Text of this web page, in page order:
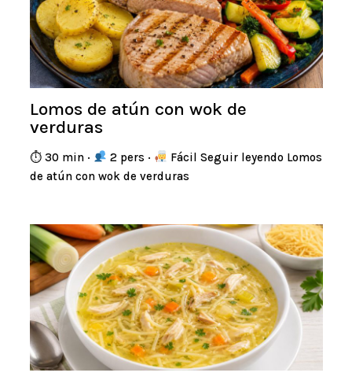
Lomos de atún con wok de
verduras
⏱ 30 min · 2 pers ·
Fácil Seguir leyendo Lomos
de atún con wok de verduras